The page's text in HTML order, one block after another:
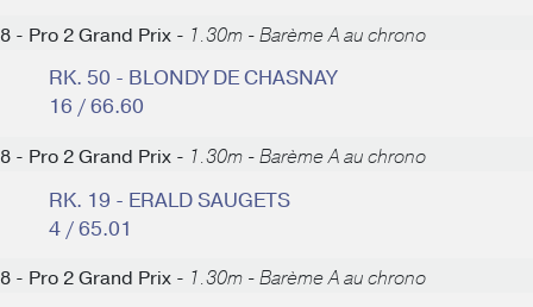
8 - Pro 2 Grand Prix - 1.30m - Barème A au chrono
RK. 50 - BLONDY DE CHASNAY
16 / 66.60
8 - Pro 2 Grand Prix - 1.30m - Barème A au chrono
RK. 19 - ERALD SAUGETS
4 / 65.01
8 - Pro 2 Grand Prix - 1.30m - Barème A au chrono